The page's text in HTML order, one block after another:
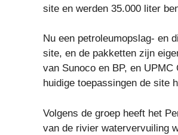
site en werden 35.000 liter
Nu een petroleumopslag- en
site, en de pakketten zijn
van Sunoco en BP, en
huidige toepassingen de site
Volgens de groep heeft het
van de rivier watervervuiling